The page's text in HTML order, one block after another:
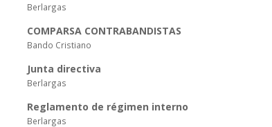
Berlargas
COMPARSA CONTRABANDISTAS
Bando Cristiano
Junta directiva
Berlargas
Reglamento de régimen interno
Berlargas